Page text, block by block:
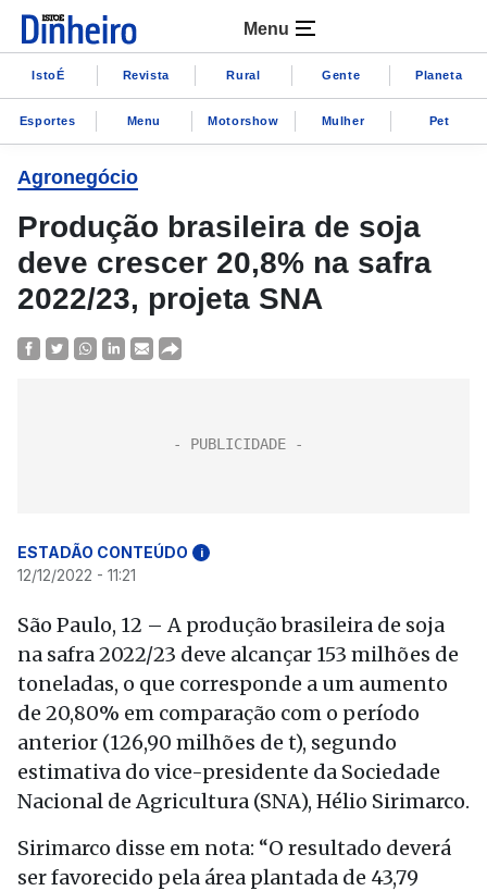
Menu
IstoÉ Revista Rural Gente Planeta
Esportes Menu Motorshow Mulher Pet
Agronegócio
Produção brasileira de soja
deve crescer 20,8% na safra
2022/23, projeta SNA
ESTADÃO CONTEÚDO i
12/12/2022 - 11:21
São Paulo, 12 – A produção brasileira de soja
na safra 2022/23 deve alcançar 153 milhões de
toneladas, o que corresponde a um aumento
de 20,80% em comparação com o período
anterior (126,90 milhões de t), segundo
estimativa do vice-presidente da Sociedade
Nacional de Agricultura (SNA), Hélio Sirimarco.
Sirimarco disse em nota: “O resultado deverá
ser favorecido pela área plantada de 43,79